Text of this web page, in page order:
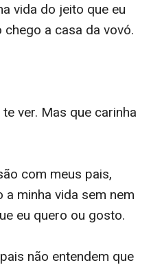
vida do jeito que eu
a casa da vovó.
ver. Mas que carinha
com meus pais,
minha vida sem nem
eu quero ou gosto.
não entendem que